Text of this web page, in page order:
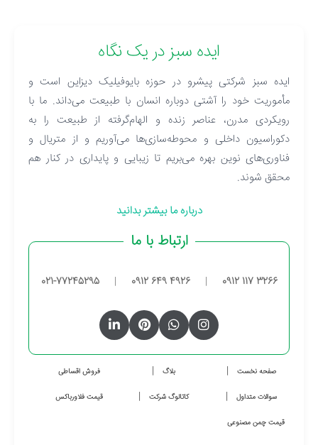
ایده سبز در یک نگاه
ایده سبز شرکتی پیشرو در حوزه بایوفیلیک دیزاین است و
مأموریت خود را آشتی دوباره انسان با طبیعت می‌داند. ما با
رویکردی مدرن، عناصر زنده و الهام‌گرفته از طبیعت را به
دکوراسیون داخلی و محوطه‌سازی‌ها می‌آوریم و از متریال و
فناوری‌های نوین بهره می‌بریم تا زیبایی و پایداری در کنار هم
محقق شوند.
درباره ما بیشتر بدانید
ارتباط با ما
0912 117 3266
|
0912 649 4926
|
021-77245295
صفحه نخست بلاگ فروش اقساطی
سوالات متداول کاتالوگ شرکت قیمت فلاورباکس
قیمت چمن مصنوعی